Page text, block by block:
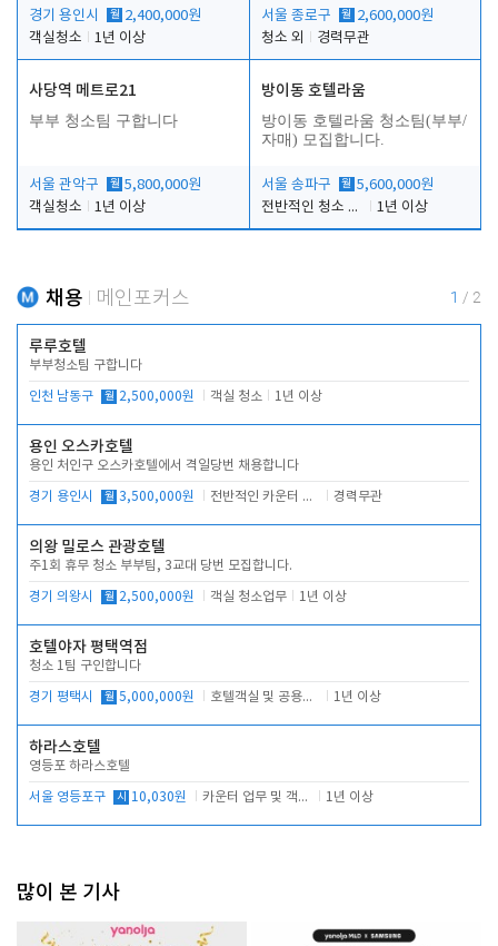
경기 용인시 월 2,400,000원
객실청소
1년 이상
서울 종로구 월 2,600,000원
청소 외
경력무관
사당역 메트로21
부부 청소팀 구합니다
서울 관악구 월 5,800,000원
객실청소
1년 이상
방이동 호텔라움
방이동 호텔라움 청소팀(부부/
자매) 모집합니다.
서울 송파구 월 5,600,000원
전반적인 청소 업무(객실청소.객실정리)
1년 이상
채용 메인포커스 1 / 2
루루호텔
부부청소팀 구합니다
인천 남동구 월 2,500,000원 객실 청소 1년 이상
용인 오스카호텔
용인 처인구 오스카호텔에서 격일당번 채용합니다
경기 용인시 월 3,500,000원 전반적인 카운터 업무 경력무관
의왕 밀로스 관광호텔
주1회 휴무 청소 부부팀, 3교대 당번 모집합니다.
경기 의왕시 월 2,500,000원 객실 청소업무 1년 이상
호텔야자 평택역점
청소 1팀 구인합니다
경기 평택시 월 5,000,000원 호텔객실 및 공용시설 청소 관리 1년 이상
하라스호텔
영등포 하라스호텔
서울 영등포구 시 10,030원 카운터 업무 및 객실관리(청소상태 확인, 객실판매) 1년 이상
많이 본 기사